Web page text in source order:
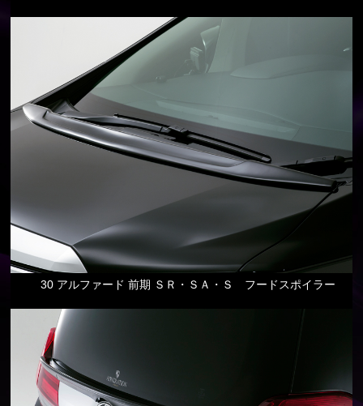
30 アルファード 前期 ＳＲ・ＳＡ・Ｓ フードスポイラー